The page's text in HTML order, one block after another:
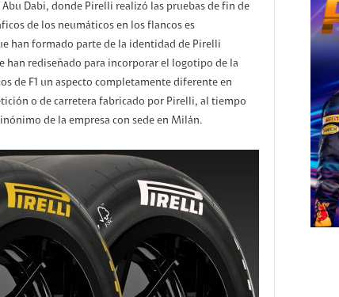
Dabi, donde Pirelli realizó las pruebas de fin de
de los neumáticos en los flancos es
han formado parte de la identidad de Pirelli
han rediseñado para incorporar el logotipo de la
de F1 un aspecto completamente diferente en
o de carretera fabricado por Pirelli, al tiempo
de la empresa con sede en Milán.